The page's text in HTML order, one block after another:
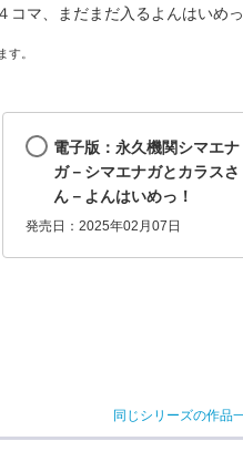
コマ、まだまだ入るよんはいめ
す。
電子版：永久機関シマエナ
ガ－シマエナガとカラスさ
ん－よんはいめっ！
発売日：2025年02月07日
同じシリーズの作品